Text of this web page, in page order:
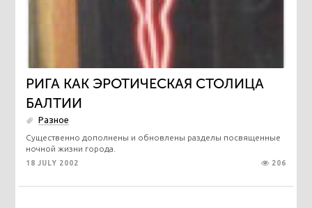
РИГА КАК ЭРОТИЧЕСКАЯ СТОЛИЦА
БАЛТИИ
Разное
Существенно дополнены и обновлены разделы посвященные
ночной жизни города.
18 JULY 2002 206